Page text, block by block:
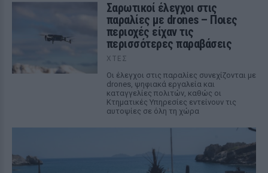
Σαρωτικοί έλεγχοι στις
παραλίες με drones – Ποιες
περιοχές είχαν τις
περισσότερες παραβάσεις
ΧΤΕΣ
Οι έλεγχοι στις παραλίες συνεχίζονται με
drones, ψηφιακά εργαλεία και
καταγγελίες πολιτών, καθώς οι
Κτηματικές Υπηρεσίες εντείνουν τις
αυτοψίες σε όλη τη χώρα